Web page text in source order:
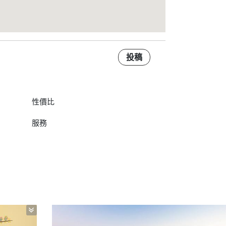
投稿
性價比
服務